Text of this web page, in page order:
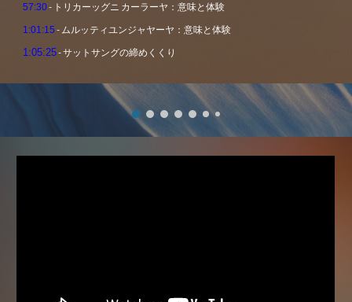
57:30- トリカーッグニ カーラーヤ：意味と体験
1:01:15 - ムルッティユンジャヤーヤ：意味と体験
1:05:25- サットサングの締めくくり